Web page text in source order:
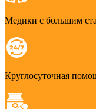
Медики с большим
Круглосуточная